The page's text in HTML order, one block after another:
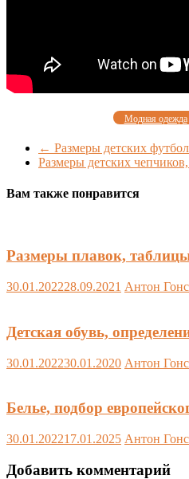
Модная одежда
← Размеры детских
Размеры детских
Вам также понравится
Размеры плавок,
30.01.202228.09.2021 Антон
Детская обувь,
30.01.202230.01.2020 Антон
Белье, подбор
30.01.202217.01.2025 Антон
Добавить комментарий